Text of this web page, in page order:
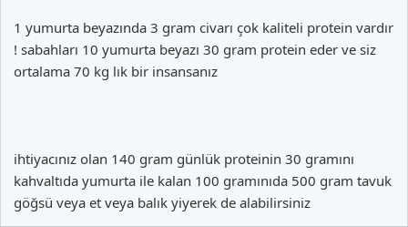
1 yumurta beyazında 3 gram civarı çok kaliteli protein vardır
! sabahları 10 yumurta beyazı 30 gram protein eder ve siz
ortalama 70 kg lık bir insansanız
ihtiyacınız olan 140 gram günlük proteinin 30 gramını
kahvaltıda yumurta ile kalan 100 gramınıda 500 gram tavuk
göğsü veya et veya balık yiyerek de alabilirsiniz